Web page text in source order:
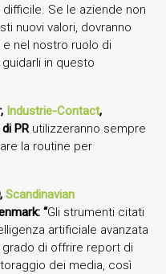
Se le aziende non
nuovi valori, dovranno
nel nostro ruolo di
in questo
Industrie-Contact,
PRutilizzeranno sempre
la routine per
Scandinavian
“Gli strumenti citati
artificiale avanzata
di offrire report di
dei media, così